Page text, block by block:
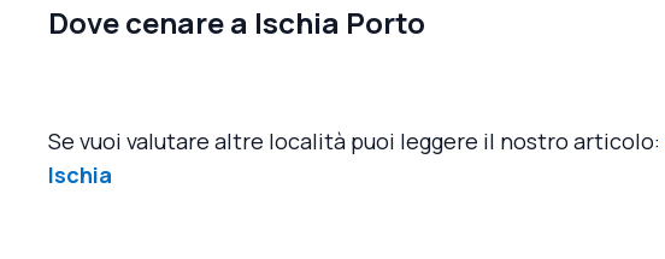
Dove cenare a Ischia Porto
Se vuoi valutare altre località puoi leggere il nostro articolo:
Ischia